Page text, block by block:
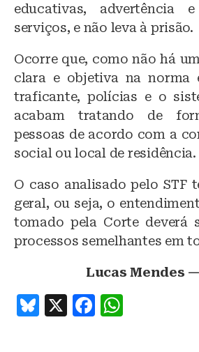
educativas, advertência
serviços, e não leva à prisão.
Ocorre que, como não há
clara e objetiva na norma
traficante, polícias e o
acabam tratando de
pessoas de acordo com a
social ou local de residência.
O caso analisado pelo STF
geral, ou seja, o
tomado pela Corte deverá
processos semelhantes em
Lucas Mendes
B
X
F